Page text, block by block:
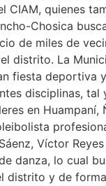
CIAM, quienes
Chosica
miles de
distrito. La
fiesta deportiva
disciplinas,
en Huampaní,
Víctor
danza, lo cual
distrito y de